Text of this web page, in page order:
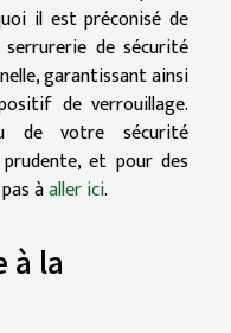
il est préconisé de
de sécurité
garantissant ainsi
de verrouillage.
de votre sécurité
et pour des
àaller ici.
à la